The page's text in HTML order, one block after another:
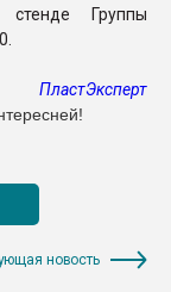
стенде Группы
ПластЭксперт
новость